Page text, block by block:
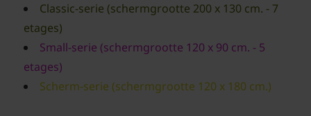
Classic-serie (schermgrootte 200 x 130 cm. - 7
etages)
Small-serie (schermgrootte 120 x 90 cm. - 5
etages)
Scherm-serie (schermgrootte 120 x 180 cm.)